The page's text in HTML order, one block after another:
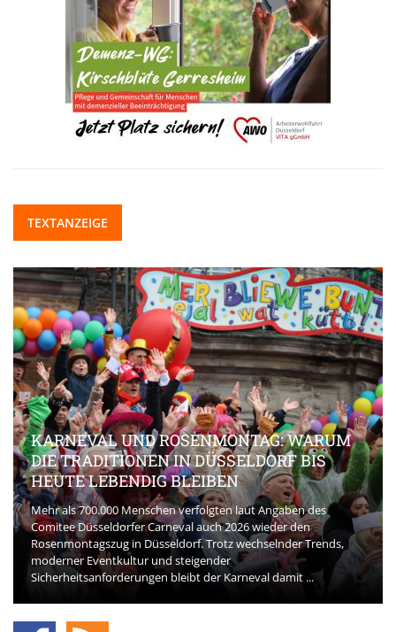
TEXTANZEIGE
KARNEVAL UND ROSENMONTAG: WARUM
DIE TRADITIONEN IN DÜSSELDORF BIS
HEUTE LEBENDIG BLEIBEN
Mehr als 700.000 Menschen verfolgten laut Angaben des
Comitee Düsseldorfer Carneval auch 2026 wieder den
Rosenmontagszug in Düsseldorf. Trotz wechselnder Trends,
moderner Eventkultur und steigender
Sicherheitsanforderungen bleibt der Karneval damit ...